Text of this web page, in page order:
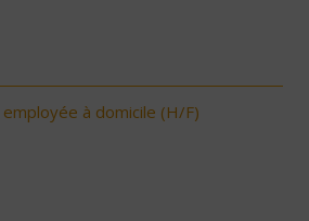
à domicile (H/F)